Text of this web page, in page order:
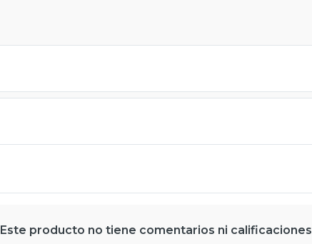
Este producto no tiene comentarios ni calificaciones